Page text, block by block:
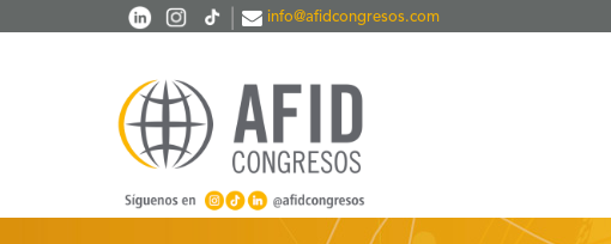
Pasar al contenido principal info@afidcongresos.com